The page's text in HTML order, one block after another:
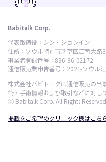
Babitalk Corp.
代表取締役：シン・ジョンイン
住所：ソウル特別市瑞草区江南大路
事業者登録番号：836-86-02172
通信販売業申告番号：2021-ソウル
株式会社バビトークは通信販売の当
術・手術情報および取引などに対し
ⓒ Babitalk Corp. All Rights
掲載をご希望のクリニック様はこち